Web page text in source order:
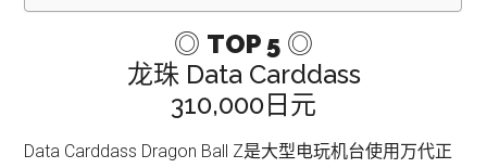
◎ TOP 5 ◎
龙珠 Data Carddass
310,000日元
Data Carddass Dragon Ball Z是大型电玩机台使用万代正